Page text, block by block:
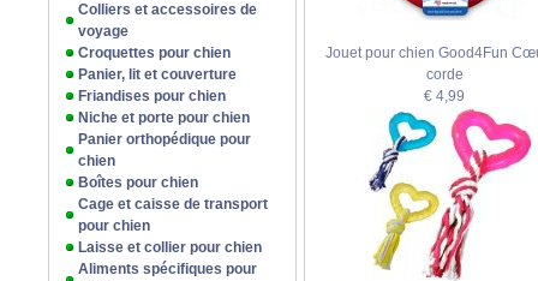
Colliers et accessoires de
voyage
Croquettes pour chien
Panier, lit et couverture
Friandises pour chien
Niche et porte pour chien
Panier orthopédique pour
chien
Boîtes pour chien
Cage et caisse de transport
pour chien
Laisse et collier pour chien
Aliments spécifiques pour
Jouet pour chien Good4Fun
corde
€ 4,99